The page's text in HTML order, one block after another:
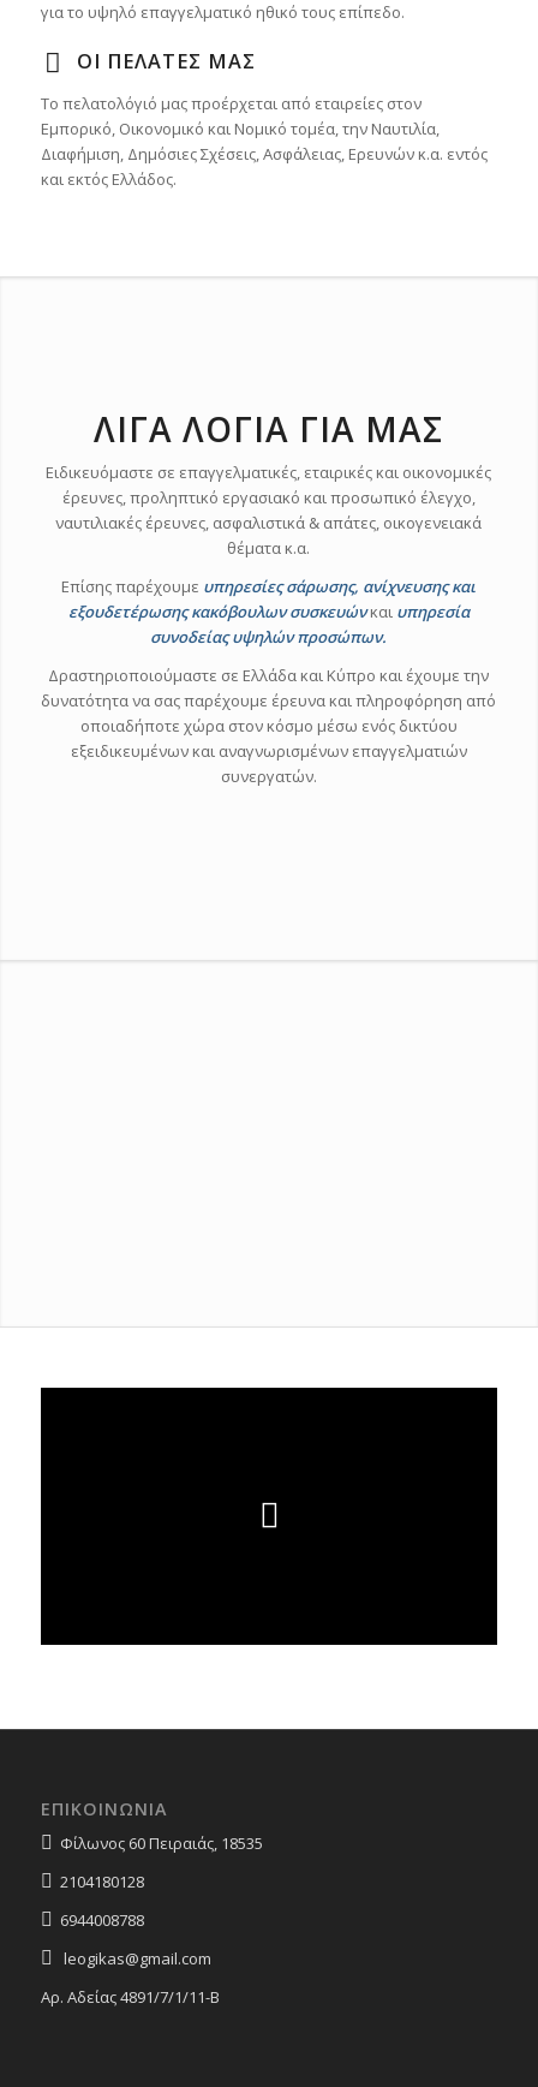
για το υψηλό επαγγελματικό ηθικό τους επίπεδο.
ΟΙ ΠΕΛΆΤΕΣ ΜΑΣ
Το πελατολόγιό μας προέρχεται από εταιρείες στον
Εμπορικό, Οικονομικό και Νομικό τομέα, την Ναυτιλία,
Διαφήμιση, Δημόσιες Σχέσεις, Ασφάλειας, Ερευνών κ.α. εντός
και εκτός Ελλάδος.
ΛΊΓΑ ΛΌΓΙΑ ΓΙΑ ΜΑΣ
Ειδικευόμαστε σε επαγγελματικές, εταιρικές και οικονομικές
έρευνες, προληπτικό εργασιακό και προσωπικό έλεγχο,
ναυτιλιακές έρευνες, ασφαλιστικά & απάτες, οικογενειακά
θέματα κ.α.
Επίσης παρέχουμε υπηρεσίες σάρωσης, ανίχνευσης και
εξουδετέρωσης κακόβουλων συσκευώνκαιυπηρεσία
συνοδείας υψηλών προσώπων.
Δραστηριοποιούμαστε σε Ελλάδα και Κύπρο και έχουμε την
δυνατότητα να σας παρέχουμε έρευνα και πληροφόρηση από
οποιαδήποτε χώρα στον κόσμο μέσω ενός δικτύου
εξειδικευμένων και αναγνωρισμένων επαγγελματιών
συνεργατών.
ΕΠΙΚΟΙΝΩΝΙΑ
Φίλωνος 60 Πειραιάς, 18535
2104180128
6944008788
leogikas@gmail.com
Αρ. Αδείας 4891/7/1/11-Β